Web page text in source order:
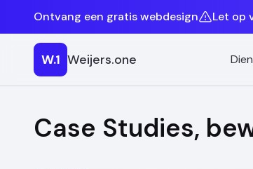
Ontvang een gratis webdesign Let op
W.1 Weijers.one
Case Studies,